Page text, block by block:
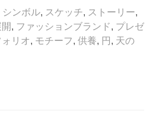
、
シンボル, スケッチ, ストーリー,
, ファッションブランド, プレゼ
リオ, モチーフ, 供養, 円 , 天の